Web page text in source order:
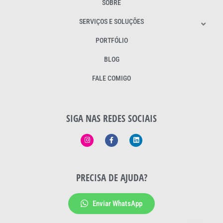
SOBRE
SERVIÇOS E SOLUÇÕES
PORTFÓLIO
BLOG
FALE COMIGO
SIGA NAS REDES SOCIAIS
PRECISA DE AJUDA?
Enviar WhatsApp